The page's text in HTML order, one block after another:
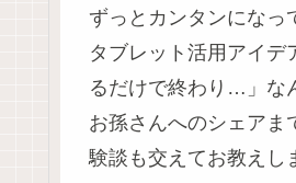
ずっとカンタンになっ
タブレット活用アイデ
るだけで終わり…」な
お孫さんへのシェアま
験談も交えてお教えし